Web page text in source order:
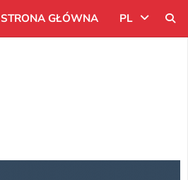
STRONA GŁÓWNA PL